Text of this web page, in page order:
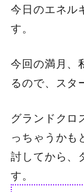
今日のエネル
す。
今回の満月、
るので、スタ
グランドクロ
っちゃうかも
討してから、
す。